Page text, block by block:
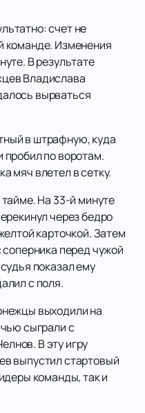
счет не
команде. Изменения
В результате
Владислава
вырваться
в штрафную, куда
пробил по воротам.
мяч влетел в сетку.
На 33-й минуте
через бедро
карточкой. Затем
перед чужой
показал ему
с поля.
выходили на
сыграли с
В эту игру
выпустил стартовый
команды, так и